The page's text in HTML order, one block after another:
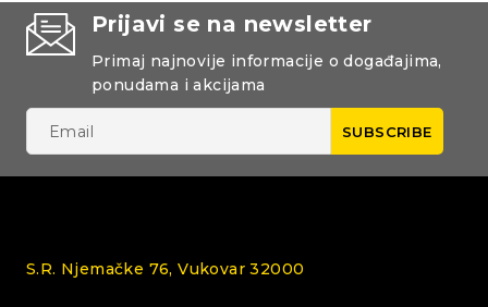
Prijavi se na newsletter
Primaj najnovije informacije o događajima,
ponudama i akcijama
S.R. Njemačke 76, Vukovar 32000